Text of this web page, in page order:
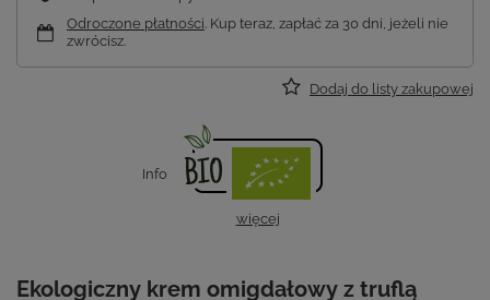
Odroczone płatności. Kup teraz, zapłać za 30 dni, jeżeli nie
zwrócisz.
Dodaj do listy zakupowej
Info
więcej
Ekologiczny krem omigdałowy z truflą